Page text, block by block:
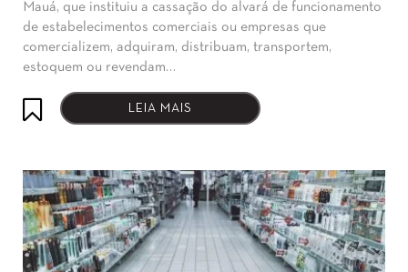
Mauá, que instituiu a cassação do alvará de funcionamento
de estabelecimentos comerciais ou empresas que
comercializem, adquiram, distribuam, transportem,
estoquem ou revendam…
LEIA MAIS